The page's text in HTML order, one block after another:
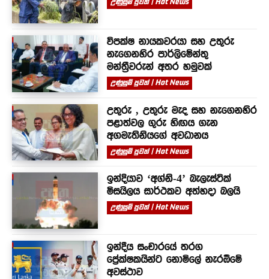
උණුසුම් පුවත් | Hot News
විපක්ෂ නායකවරයා සහ උතුරු
නැගෙනහිර පාර්ලිමේන්තු
මන්ත්‍රීවරුන් අතර හමුවක්
උණුසුම් පුවත් | Hot News
උතුරු , උතුරු මැද සහ නැගෙනහිර
පළාත්වල ගුරු හිඟය ගැන
අගමැතිනියගේ අවධානය
උණුසුම් පුවත් | Hot News
ඉන්දියාව ‘අග්නි-4’ බැලැස්ටික්
මිසයිලය සාර්ථකව අත්හදා බලයි
උණුසුම් පුවත් | Hot News
ඉන්දීය සංචාරයේ තරග
ප්‍රේක්ෂකයින්ට නොමිලේ නැරඹීමේ
අවස්ථාව